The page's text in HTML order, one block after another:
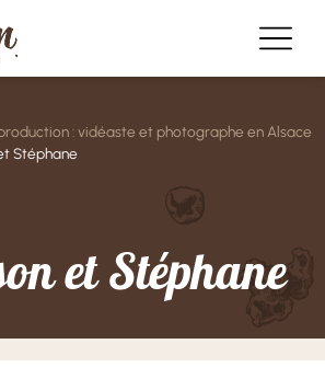
: vidéaste et photographe en Alsace
Stéphane
onetStéphane